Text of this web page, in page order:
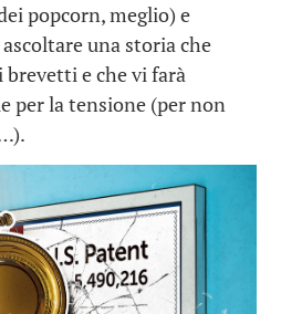
popcorn, meglio) e
una storia che
e che vi farà
per la tensione (per non